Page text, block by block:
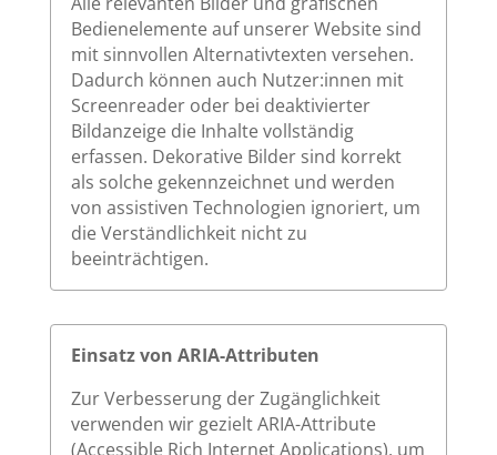
Bedienelemente auf unserer Website sind
mit sinnvollen Alternativtexten versehen.
Dadurch können auch Nutzer:innen mit
Screenreader oder bei deaktivierter
Bildanzeige die Inhalte vollständig
erfassen. Dekorative Bilder sind korrekt
als solche gekennzeichnet und werden
von assistiven Technologien ignoriert, um
die Verständlichkeit nicht zu
beeinträchtigen.
Einsatz von ARIA-Attributen
Zur Verbesserung der Zugänglichkeit
verwenden wir gezielt ARIA-Attribute
(Accessible Rich Internet Applications), um